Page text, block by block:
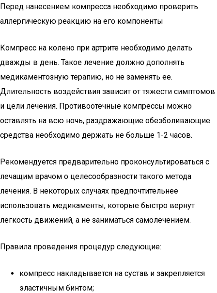
Перед нанесением компресса необходимо проверить
аллергическую реакцию на его компоненты
Компресс на колено при артрите необходимо делать
дважды в день. Такое лечение должно дополнять
медикаментозную терапию, но не заменять ее.
Длительность воздействия зависит от тяжести симптомов
и цели лечения. Противоотечные компрессы можно
оставлять на всю ночь, раздражающие обезболивающие
средства необходимо держать не больше 1-2 часов.
Рекомендуется предварительно проконсультироваться с
лечащим врачом о целесообразности такого метода
лечения. В некоторых случаях предпочтительнее
использовать медикаменты, которые быстро вернут
легкость движений, а не заниматься самолечением.
Правила проведения процедур следующие:
компресс накладывается на сустав и закрепляется
эластичным бинтом;